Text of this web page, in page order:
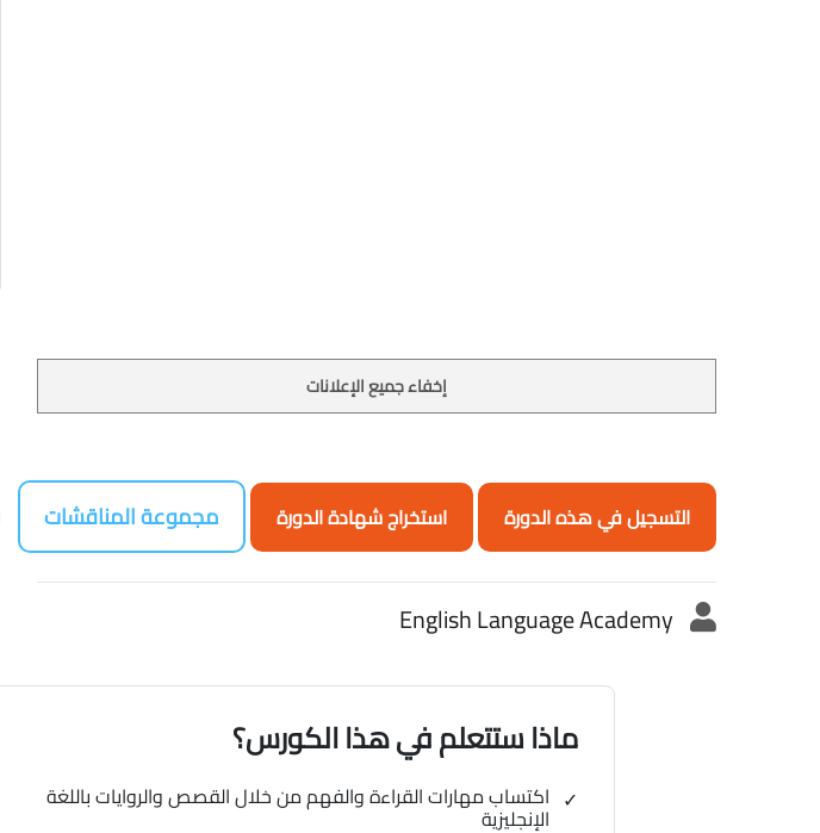
إخفاء جميع الإعلانات
التسجيل في هذه الدورة استخراج شهادة الدورة مجموعة المناقشات
English Language Academy
ماذا ستتعلم في هذا الكورس؟
اكتساب مهارات القراءة والفهم من خلال القصص والروايات باللغة
الإنجليزية